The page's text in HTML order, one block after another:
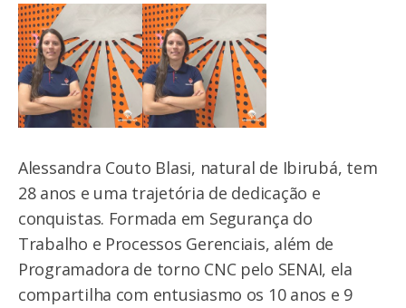
Alessandra Couto Blasi, natural de Ibirubá, tem
28 anos e uma trajetória de dedicação e
conquistas. Formada em Segurança do
Trabalho e Processos Gerenciais, além de
Programadora de torno CNC pelo SENAI, ela
compartilha com entusiasmo os 10 anos e 9